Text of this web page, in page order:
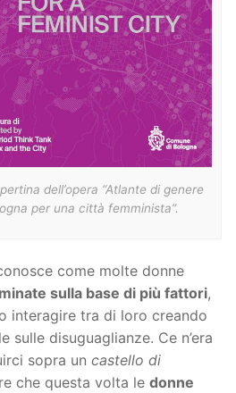
dell’opera “Atlante di genere
per una città femminista”.
come molte donne
sulla base di più fattori,
interagire tra di loro creando
sulle disuguaglianze. Ce n’era
sopra un castello di
che questa volta le donne